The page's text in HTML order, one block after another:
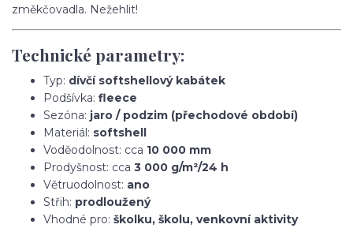
změkčovadla. Nežehlit!
Technické parametry:
Typ: dívčí softshellový kabátek
Podšívka: fleece
Sezóna: jaro / podzim (přechodové období)
Materiál: softshell
Voděodolnost: cca 10 000 mm
Prodyšnost: cca 3 000 g/m²/24 h
Větruodolnost: ano
Střih: prodloužený
Vhodné pro: školku, školu, venkovní aktivity